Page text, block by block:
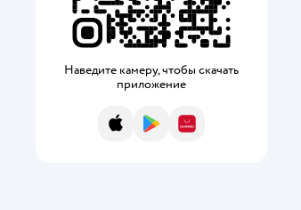
CUTEKINS
Demi Star
Dinoster
Disney
Наведите камеру, чтобы скачать
приложение
App StoreGoogle PlayAppGallery